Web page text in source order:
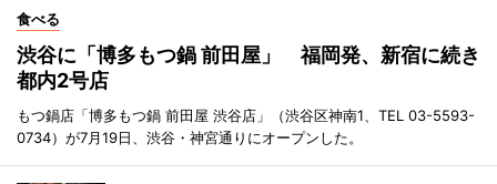
食べる
渋谷に「博多もつ鍋 前田屋」 福岡発、新宿に続き
都内2号店
もつ鍋店「博多もつ鍋 前田屋 渋谷店」（渋谷区神南1、TEL 03-5593-
0734）が7月19日、渋谷・神宮通りにオープンした。